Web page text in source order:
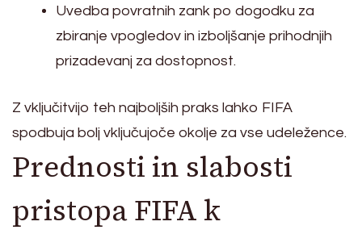
Uvedba povratnih zank po dogodku za
zbiranje vpogledov in izboljšanje prihodnjih
prizadevanj za dostopnost.
Z vključitvijo teh najboljših praks lahko FIFA
spodbuja bolj vključujoče okolje za vse udeležence.
Prednosti in slabosti
pristopa FIFA k